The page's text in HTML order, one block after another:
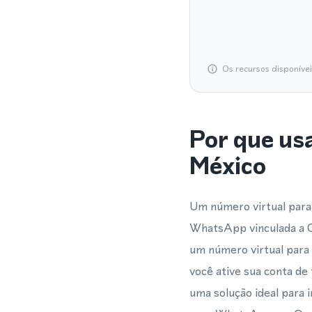
Os recursos
Por que
México
Um número virtual
WhatsApp vinculada a
um número virtual
você ative sua conta
uma solução ideal